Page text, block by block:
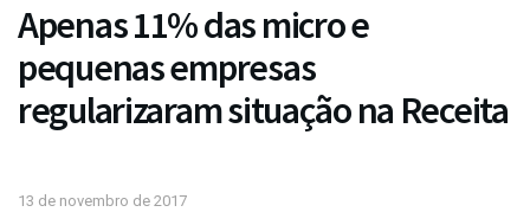
Apenas 11% das micro e
pequenas empresas
regularizaram situação na Receita
13 de novembro de 2017